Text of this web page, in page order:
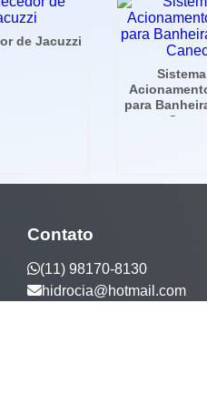
de Jacuzzi
para
Caneca
Contato
(11) 98170-8130
hidrocia@hotmail.com